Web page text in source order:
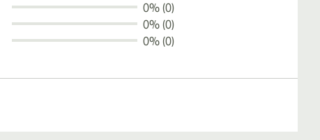
0% (0)
0% (0)
0% (0)